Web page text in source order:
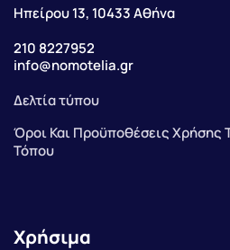
Ηπείρου 13, 10433 Αθήνα
210 8227952
info@nomotelia.gr
Δελτία τύπου
Όροι Και Προϋποθέσεις Χρήσης
Τόπου
Χρήσιμα